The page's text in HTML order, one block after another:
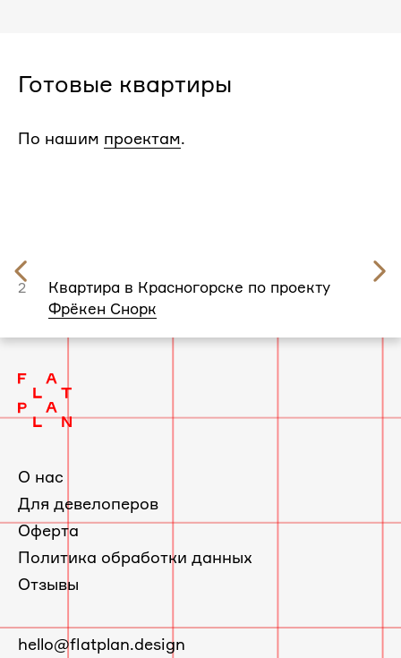
Готовые квартиры
По нашим проектам.
2
Квартира в Красногорске по проекту
Фрёкен Снорк
слайд
О нас
Для девелоперов
Оферта
Политика обработки данных
Отзывы
E-
hello@flatplan.design